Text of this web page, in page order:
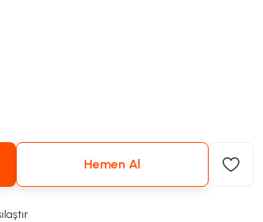
Hemen Al